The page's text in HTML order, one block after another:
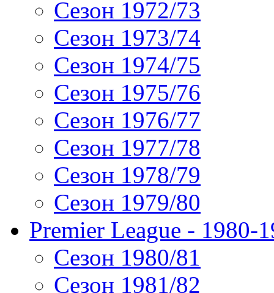
Сезон 1972/73
Сезон 1973/74
Сезон 1974/75
Сезон 1975/76
Сезон 1976/77
Сезон 1977/78
Сезон 1978/79
Сезон 1979/80
Premier League - 1980-
Сезон 1980/81
Сезон 1981/82